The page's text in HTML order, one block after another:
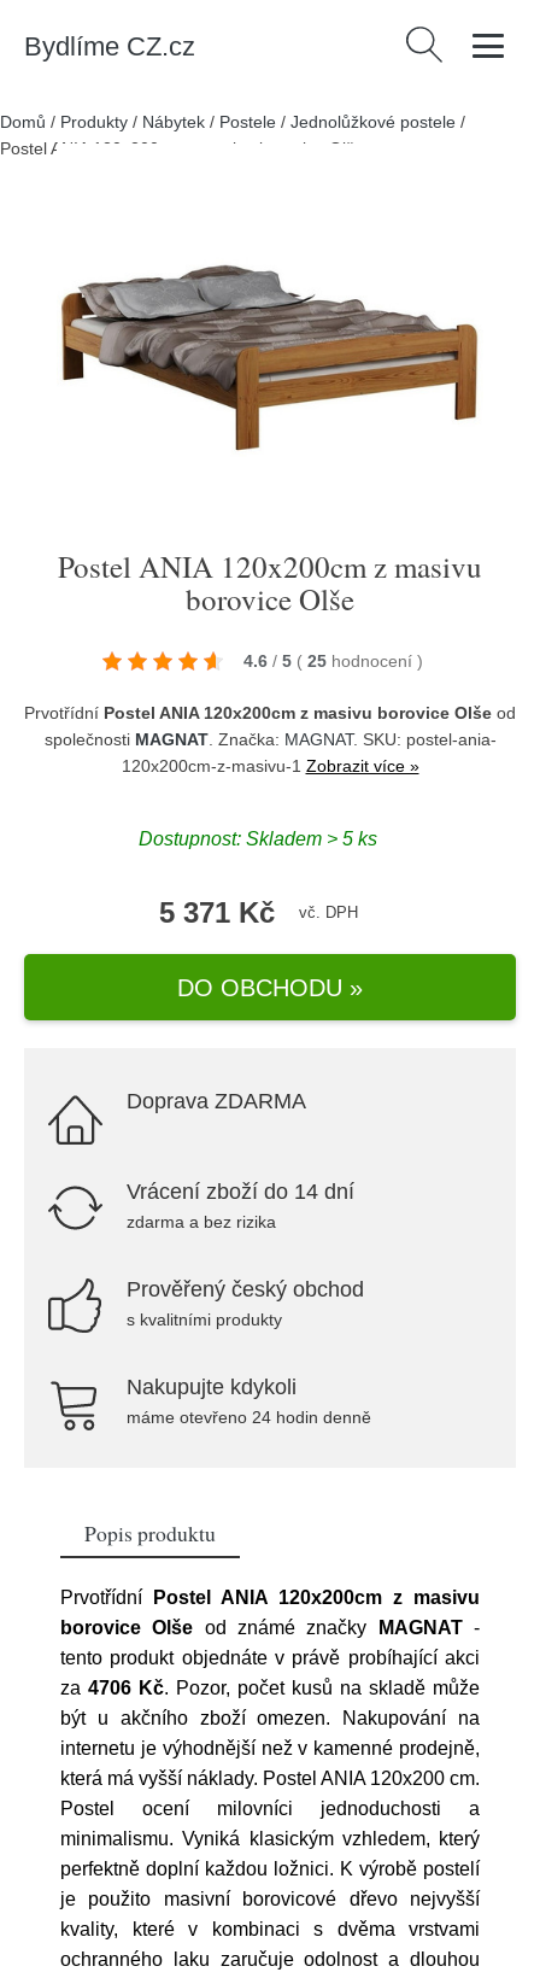
Bydlíme CZ.cz Vyhledávání
Domů / Produkty / Nábytek / Postele / Jednolůžkové postele /
Postel ANIA 120x200cm z masivu borovice Olše
Postel ANIA 120x200cm z masivu
borovice Olše
4.6 / 5 ( 25 hodnocení )
Prvotřídní Postel ANIA 120x200cm z masivu borovice Olše od
společnosti MAGNAT. Značka: MAGNAT. SKU: postel-ania-
120x200cm-z-masivu-1 Zobrazit více »
Dostupnost: Skladem > 5 ks
5 371 Kč vč. DPH
DO OBCHODU »
Doprava ZDARMA
Vrácení zboží do 14 dní
zdarma a bez rizika
Prověřený český obchod
s kvalitními produkty
Nakupujte kdykoli
máme otevřeno 24 hodin denně
Popis produktu
Prvotřídní
Postel ANIA 120x200cm z masivu
borovice Olše od známé značky MAGNAT-
tento produkt objednáte v právě probíhající akci
za 4706 Kč. Pozor, počet kusů na skladě může
být u akčního zboží omezen. Nakupování na
internetu je výhodnější než v kamenné prodejně,
která má vyšší náklady. Postel ANIA 120x200 cm.
Postel ocení milovníci jednoduchosti a
minimalismu. Vyniká klasickým vzhledem, který
perfektně doplní každou ložnici. K výrobě postelí
je použito masivní borovicové dřevo nejvyšší
kvality, které v kombinaci s dvěma vrstvami
ochranného laku zaručuje odolnost a dlouhou